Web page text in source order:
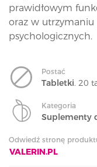
prawidłowym
oraz w
psychologicznych.
Postać
Tabletki. 20
Kategoria
Suplementy
Odwiedź stronę
VALERIN.PL